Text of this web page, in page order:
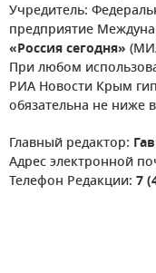
Учредитель:
предприятие
«Россия сегодня»
При любом
РИА Новости Крым
обязательна не ниже
Главный редактор:
Адрес электронной
Телефон Редакции: 7